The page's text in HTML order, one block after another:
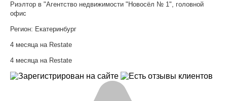
Риэлтор в "Агентство недвижимости "Новосёл № 1", головной
офис
Регион: Екатеринбург
4 месяца на Restate
4 месяца на Restate